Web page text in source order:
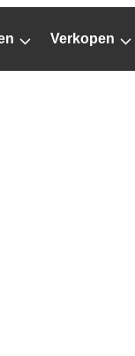
Verkopen